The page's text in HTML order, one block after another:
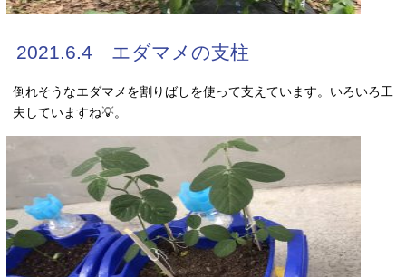
2021.6.4 エダマメの支柱
倒れそうなエダマメを割りばしを使って支えています。いろいろ工
夫していますね💡。